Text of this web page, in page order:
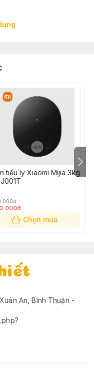
IN LIFE
tiểu ly Xiaomi Mijia 3kg
Chọn mua
An, Bình Thuận -